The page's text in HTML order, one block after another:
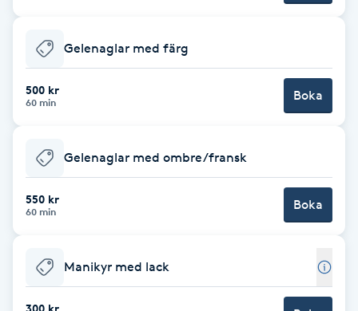
Brynfärgning
Brynplockning
Celluliter
Color correction
Gelenaglar med färg
500 kr
60 min Boka
Gelenaglar med ombre/fransk
550 kr
60 min Boka
Manikyr med lack
300 kr